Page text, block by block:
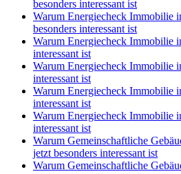
besonders interessant ist
Warum Energiecheck Immobilie
besonders interessant ist
Warum Energiecheck Immobilie
interessant ist
Warum Energiecheck Immobilie
interessant ist
Warum Energiecheck Immobilie
interessant ist
Warum Energiecheck Immobilie
interessant ist
Warum Gemeinschaftliche
jetzt besonders interessant ist
Warum Gemeinschaftliche